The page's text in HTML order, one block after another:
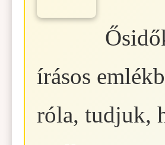
írásos
róla, tudjuk,